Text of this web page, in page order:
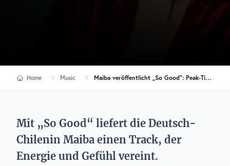
Home Music Maiba veröffentlicht „So Good“: Peak-Time-Sound für den Dancefloor
Mit „So Good“ liefert die Deutsch-
Chilenin Maiba einen Track, der
Energie und Gefühl vereint.